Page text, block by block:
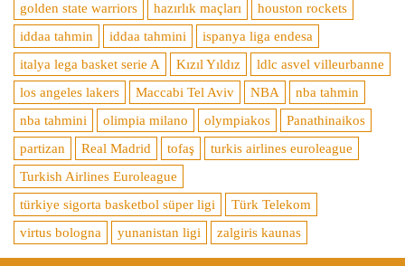
golden state warriors
hazırlık maçları
houston rockets
iddaa tahmin
iddaa tahmini
ispanya liga endesa
italya lega basket serie A
Kızıl Yıldız
ldlc asvel villeurbanne
los angeles lakers
Maccabi Tel Aviv NBA
nba tahmin
nba tahmini
olimpia milano olympiakos
Panathinaikos
partizan
Real Madrid tofaş
turkis airlines euroleague
Turkish Airlines Euroleague
türkiye sigorta basketbol süper ligi
Türk Telekom
virtus bologna
yunanistan ligi zalgiris kaunas